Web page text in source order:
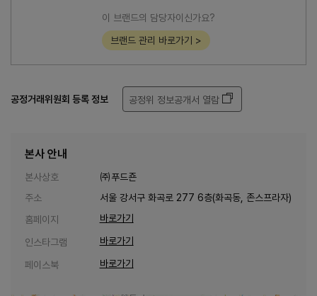
이 브랜드의 담당자이신가요?
브랜드 관리 바로가기 >
공정거래위원회 등록 정보 공정위 정보공개서 열람
본사 안내
본사상호
㈜푸드죤
주소
서울 강서구 화곡로 277 6층(화곡동, 존스프라자)
홈페이지
바로가기
인스타그램 바로가기
페이스북 바로가기